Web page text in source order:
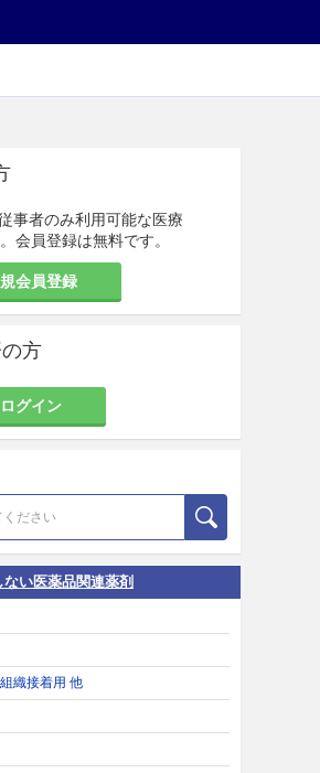
事者のみ利用可能な医療
会員登録は無料です。
会員登録
方
ログイン
い医薬品関連薬剤
織接着用 他